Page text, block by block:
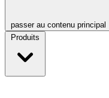
passer au contenu principal
Produits